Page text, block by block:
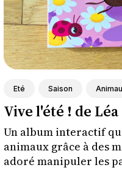
Eté Saison
Vive l'été ! de
Un album interactif
animaux grâce à des
adoré manipuler les